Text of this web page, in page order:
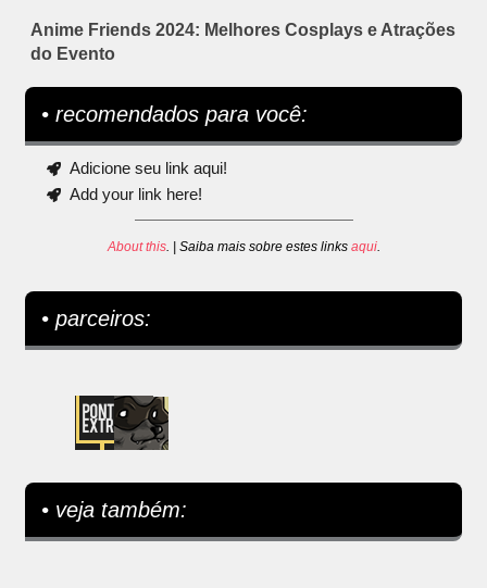
Anime Friends 2024: Melhores Cosplays e Atrações
do Evento
• recomendados para você:
Adicione seu link aqui!
Add your link here!
About this. | Saiba mais sobre estes links aqui.
• parceiros:
• veja também: